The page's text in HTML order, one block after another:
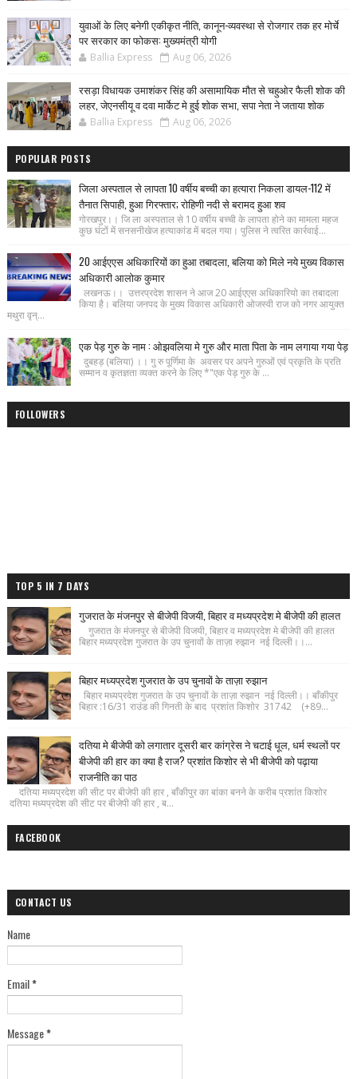
युवाओं के लिए बनेगी एकीकृत नीति, कानून-व्यवस्था से रोजगार तक हर मोर्चे
पर सरकार का फोकस: मुख्यमंत्री योगी
Ballia Express Aug 06, 2026
रसड़ा विधायक उमाशंकर सिंह की असामायिक मौत से चहुओर फैली शोक की
लहर, जेएनसीयू व दवा मार्केट मे हुई शोक सभा, सपा नेता ने जताया शोक
Ballia Express Aug 06, 2026
POPULAR POSTS
जिला अस्पताल से लापता 10 वर्षीय बच्ची का हत्यारा निकला डायल-112 में
तैनात सिपाही, हुआ गिरफ्तार; रोहिणी नदी से बरामद हुआ शव
गोरखपुर।। जि ला अस्पताल से 10 वर्षीय बच्ची के लापता होने का मामला महज
कुछ घंटों में सनसनीखेज हत्याकांड में बदल गया। पुलिस ने त्वरित कार्रवाई...
20 आईएएस अधिकारियों का हुआ तबादला, बलिया को मिले नये मुख्य विकास
अधिकारी आलोक कुमार
लखनऊ।। उत्तरप्रदेश शासन ने आज 20 आईएएस अधिकारियो का तबादला
किया है। बलिया जनपद के मुख्य विकास अधिकारी ओजस्वी राज को नगर आयुक्त
मथुरा वृन्...
एक पेड़ गुरु के नाम : ओझवलिया मे गुरु और माता पिता के नाम लगाया गया पेड़
दुबहड़ (बलिया) ।। गु रु पूर्णिमा के अवसर पर अपने गुरुओं एवं प्रकृति के प्रति
सम्मान व कृतज्ञता व्यक्त करने के लिए *"एक पेड़ गुरु के ...
FOLLOWERS
TOP 5 IN 7 DAYS
गुजरात के मंजनपुर से बीजेपी विजयी, बिहार व मध्यप्रदेश मे बीजेपी की हालत
गुजरात के मंजनपुर से बीजेपी विजयी, बिहार व मध्यप्रदेश मे बीजेपी की हालत
बिहार मध्यप्रदेश गुजरात के उप चुनावों के ताज़ा रुझान नई दिल्ली।।...
बिहार मध्यप्रदेश गुजरात के उप चुनावों के ताज़ा रुझान
बिहार मध्यप्रदेश गुजरात के उप चुनावों के ताज़ा रुझान नई दिल्ली।। बाँकीपुर
बिहार :16/31 राउंड की गिनती के बाद प्रशांत किशोर 31742 (+89...
दतिया मे बीजेपी को लगातार दूसरी बार कांग्रेस ने चटाई धूल, धर्म स्थलों पर
बीजेपी की हार का क्या है राज? प्रशांत किशोर से भी बीजेपी को पढ़ाया
राजनीति का पाठ
दतिया मध्यप्रदेश की सीट पर बीजेपी की हार , बाँकीपुर का बांका बनने के करीब प्रशांत किशोर
दतिया मध्यप्रदेश की सीट पर बीजेपी की हार , ब...
FACEBOOK
CONTACT US
Name
Email*
Message*